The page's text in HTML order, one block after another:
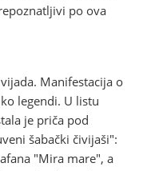
po ova
Manifestacija o
legendi. U listu
je priča pod
šabački čivijaši":
"Mira mare", a